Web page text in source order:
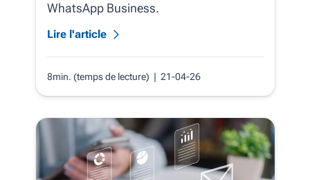
WhatsApp Business.
Lire l'article
8min. (temps de lecture) | 21-04-26